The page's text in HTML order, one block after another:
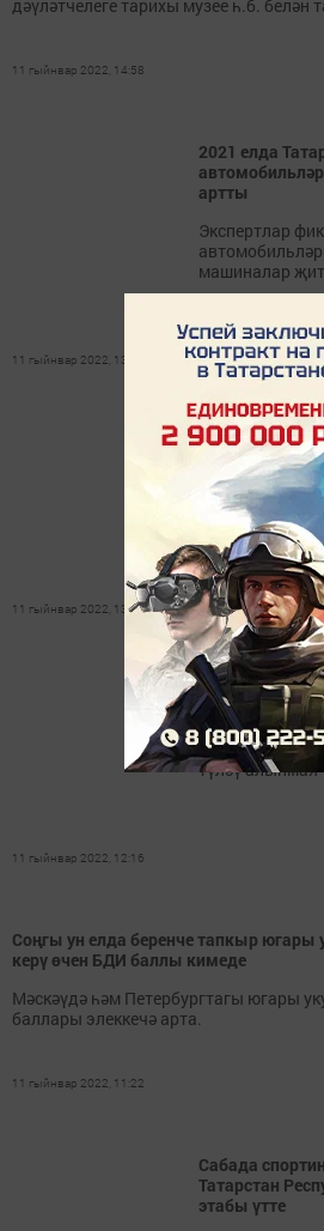
дәүләтчелеге тарихы музее һ.б. белән
11 гыйнвар 2022, 14:58
2021 елда
артты
Экспертлар
машиналар
11 гыйнвар 2022, 13:54
Халык
хәлдә
85 яшьлек
куйганнар.
11 гыйнвар 2022, 13:19
Казанда
график
Ял
түләү
11 гыйнвар 2022, 12:16
Соңгы ун елда беренче тапкыр
керү өчен БДИ баллы кимеде
Мәскәүдә һәм Петербургтагы югары
баллары элеккечә арта.
11 гыйнвар 2022, 11:22
Сабада
Татарстан
этабы үтте